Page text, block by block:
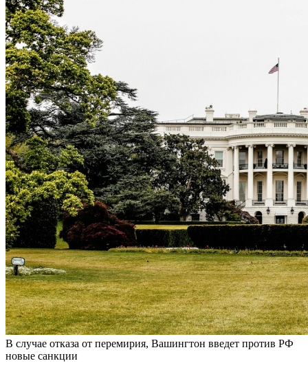
В случае отказа от перемирия, Вашингтон введет против РФ
новые санкции